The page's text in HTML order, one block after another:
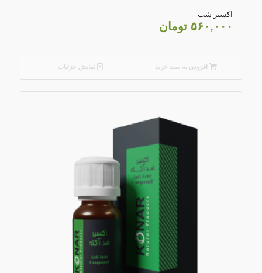
4.67
اکسیر شب
۵۶۰,۰۰۰ تومان
افزودن به سبد خرید نمایش جزئیات